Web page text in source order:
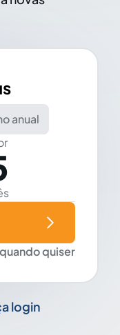
anual
quiser
login